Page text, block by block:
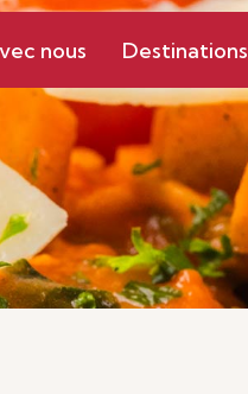
nous Destinations